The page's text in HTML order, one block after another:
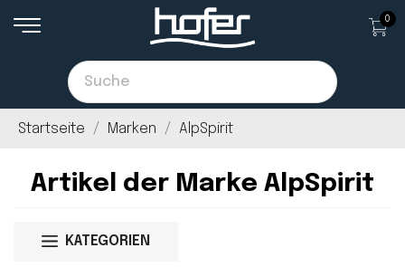
0
Startseite Marken AlpSpirit
Artikel der Marke AlpSpirit
KATEGORIEN